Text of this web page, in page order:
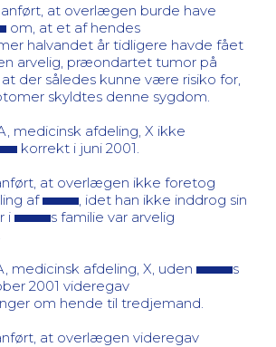
at overlægen burde have
om, at et af hendes
halvandet år tidligere havde fået
arvelig, præondartet tumor på
der således kunne være risiko for,
skyldtes denne sygdom.
medicinsk afdeling, X ikke
korrekt i juni 2001.
at overlægen ikke foretog
af
, idet han ikke inddrog sin
i
s familie var arvelig
medicinsk afdeling, X, uden
s
2001 videregav
om hende til tredjemand.
at overlægen videregav